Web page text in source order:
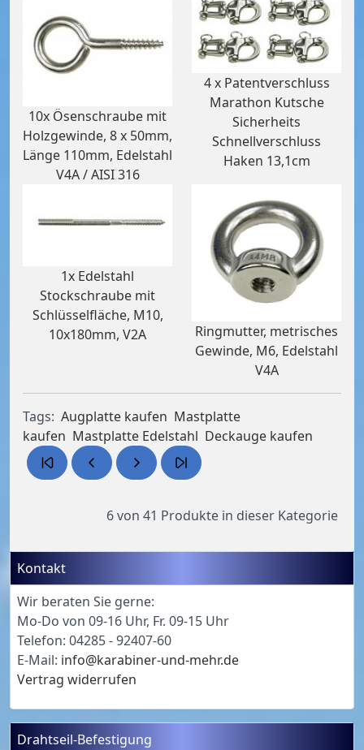
10x Ösenschraube mit
Holzgewinde, 8 x 50mm,
Länge 110mm, Edelstahl
V4A / AISI 316
4 x Patentverschluss
Marathon Kutsche
Sicherheits
Schnellverschluss
Haken 13,1cm
1x Edelstahl
Stockschraube mit
Schlüsselfläche, M10,
10x180mm, V2A
Ringmutter, metrisches
Gewinde, M6, Edelstahl
V4A
Tags: Augplatte kaufen Mastplatte
kaufen Mastplatte Edelstahl Deckauge kaufen
6 von 41 Produkte in dieser Kategorie
Kontakt
Wir beraten Sie gerne:
Mo-Do von 09-16 Uhr, Fr. 09-15 Uhr
Telefon: 04285 - 92407-60
E-Mail: info@karabiner-und-mehr.de
Vertrag widerrufen
Drahtseil-Befestigung